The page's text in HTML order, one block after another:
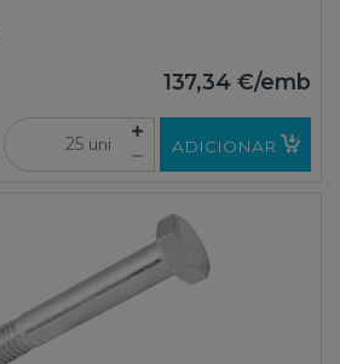
137,34 €/emb
uni ADICIONAR